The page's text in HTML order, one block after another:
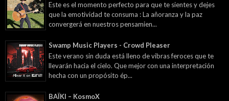
Este es el momento perfecto para que te sientes y dejes
que la emotividad te consuma : La añoranza y la paz
convergerá en nuestros pensamien...
Swamp Music Players - Crowd Pleaser
Este verano sin duda está lleno de vibras feroces que te
llevarán hacia el cielo. Que mejor con una interpretación
hecha con un propósito ép...
BAÏKI – KosmoX